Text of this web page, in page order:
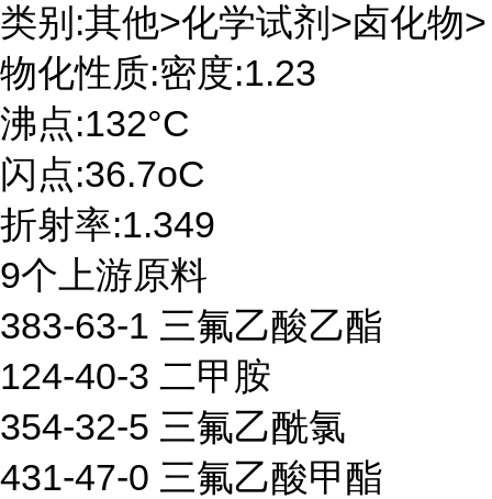
类别:其他>化学试剂>卤化物>
物化性质:密度:1.23
沸点:132°C
闪点:36.7oC
折射率:1.349
9个上游原料
383-63-1 三氟乙酸乙酯
124-40-3 二甲胺
354-32-5 三氟乙酰氯
431-47-0 三氟乙酸甲酯